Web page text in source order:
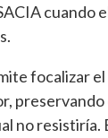
cuando
focalizar el
no resistiría.